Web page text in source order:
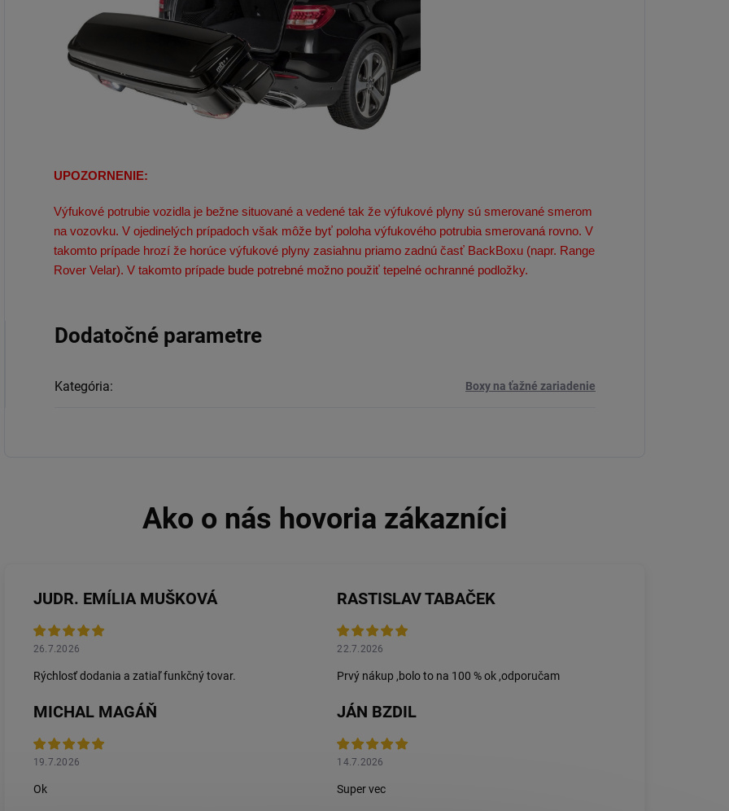
UPOZORNENIE:
Výfukové potrubie vozidla je bežne situované a vedené tak že výfukové plyny sú smerované smerom
na vozovku. V ojedinelých prípadoch však môže byť poloha výfukového potrubia smerovaná rovno. V
takomto prípade hrozí že horúce výfukové plyny zasiahnu priamo zadnú časť BackBoxu (napr. Range
Rover Velar). V takomto prípade bude potrebné možno použiť tepelné ochranné podložky.
Dodatočné parametre
Kategória: Boxy na ťažné zariadenie
JUDR. EMÍLIA MUŠKOVÁ
26.7.2026
Rýchlosť dodania a zatiaľ funkčný tovar.
RASTISLAV TABAČEK
22.7.2026
Prvý nákup ,bolo to na 100 % ok ,odporučam
MICHAL MAGÁŇ
19.7.2026
Ok
JÁN BZDIL
14.7.2026
Super vec